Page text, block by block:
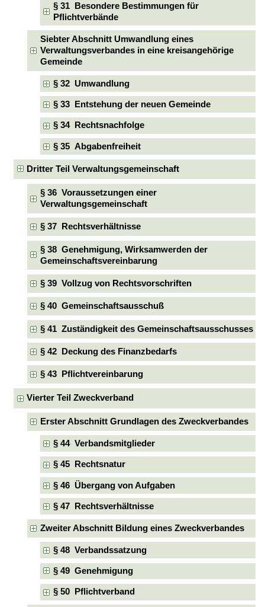
§ 31 Besondere Bestimmungen für
Pflichtverbände
Siebter Abschnitt Umwandlung eines
Verwaltungsverbandes in eine kreisangehörige
Gemeinde
§ 32 Umwandlung
§ 33 Entstehung der neuen Gemeinde
§ 34 Rechtsnachfolge
§ 35 Abgabenfreiheit
Dritter Teil Verwaltungsgemeinschaft
§ 36 Voraussetzungen einer
Verwaltungsgemeinschaft
§ 37 Rechtsverhältnisse
§ 38 Genehmigung, Wirksamwerden der
Gemeinschaftsvereinbarung
§ 39 Vollzug von Rechtsvorschriften
§ 40 Gemeinschaftsausschuß
§ 41 Zuständigkeit des Gemeinschaftsausschusses
§ 42 Deckung des Finanzbedarfs
§ 43 Pflichtvereinbarung
Vierter Teil Zweckverband
Erster Abschnitt Grundlagen des Zweckverbandes
§ 44 Verbandsmitglieder
§ 45 Rechtsnatur
§ 46 Übergang von Aufgaben
§ 47 Rechtsverhältnisse
Zweiter Abschnitt Bildung eines Zweckverbandes
§ 48 Verbandssatzung
§ 49 Genehmigung
§ 50 Pflichtverband